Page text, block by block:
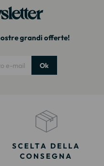
grandi offerte!
Ok
SCELTA DELLA
CONSEGNA